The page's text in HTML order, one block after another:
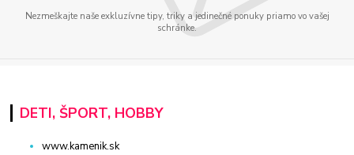
Nezmeškajte naše exkluzívne tipy, triky a jedinečné ponuky priamo vo vašej
schránke.
DETI, ŠPORT, HOBBY
www.kamenik.sk